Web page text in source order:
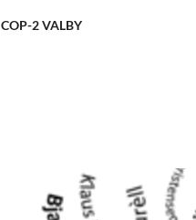
COP-2 VALBY